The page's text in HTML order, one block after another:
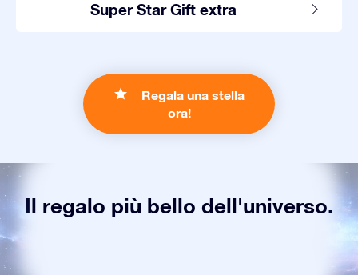
Super Star Gift extra
Regala una stella
ora!
Il regalo più bello dell'universo.